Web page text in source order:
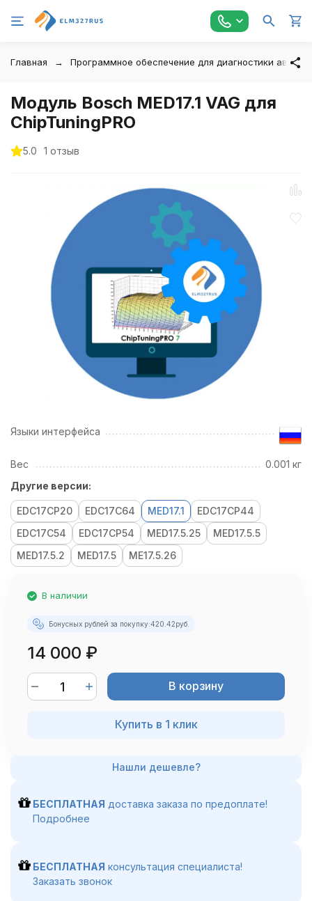
Главная Программное обеспечение для диагностики
Модуль Bosch MED17.1 VAG для
ChipTuningPRO
5.0 1 отзыв
Языки интерфейса
Вес
0.001 кг
Другие версии:
EDC17CP20 EDC17C64 MED17.1
EDC17CP44
EDC17C54
EDC17CP54 MED17.5.25
MED17.5.5
MED17.5.2
MED17.5 ME17.5.26
В наличии
Бонусных рублей за покупку:420.42руб.
14 000 ₽
В корзину
Купить в 1 клик
БЕСПЛАТНАЯ доставка заказа по предоплате!
Подробнее
БЕСПЛАТНАЯ консультация специалиста!
Заказать звонок